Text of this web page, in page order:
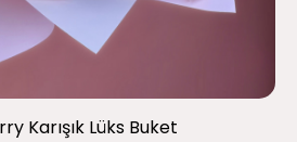
Karışık Lüks Buket